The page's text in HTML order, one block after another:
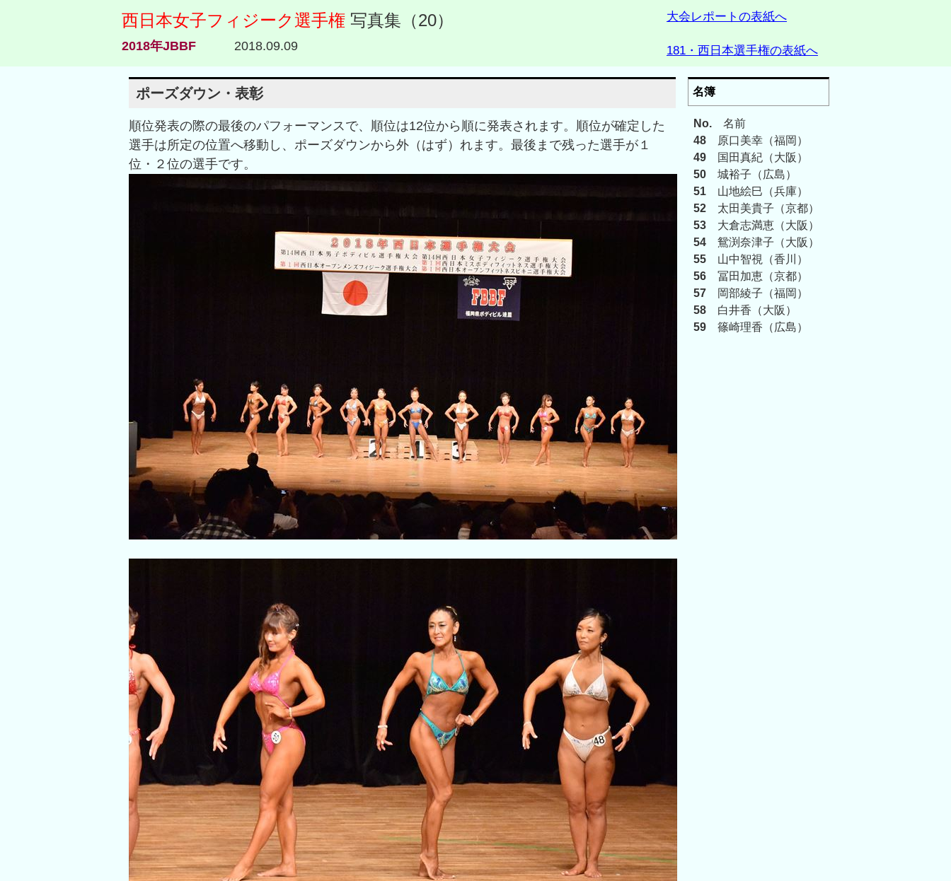
西日本女子フィジーク選手権 写真集（20）
2018年JBBF 2018.09.09
大会レポートの表紙へ
181・西日本選手権の表紙へ
ポーズダウン・表彰
順位発表の際の最後のパフォーマンスで、順位は12位から順に発表されます。順位が確定した
選手は所定の位置へ移動し、ポーズダウンから外（はず）れます。最後まで残った選手が１
位・２位の選手です。
名簿
No. 名前
48 原口美幸（福岡）
49 国田真紀（大阪）
50 城裕子（広島）
51 山地絵巳（兵庫）
52 太田美貴子（京都）
53 大倉志満恵（大阪）
54 鴛渕奈津子（大阪）
55 山中智視（香川）
56 冨田加恵（京都）
57 岡部綾子（福岡）
58 白井香（大阪）
59 篠崎理香（広島）